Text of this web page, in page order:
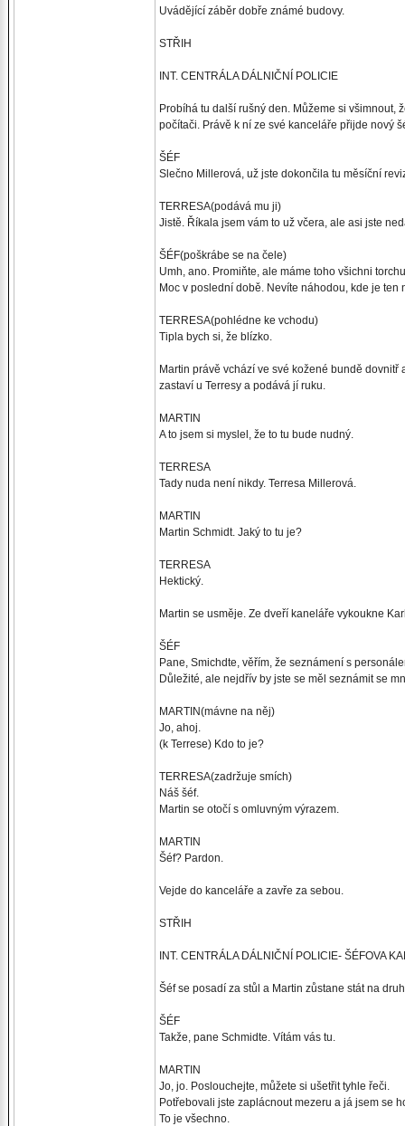
Uvádějící záběr dobře známé budovy.
STŘIH
INT. CENTRÁLA DÁLNIČNÍ POLICIE
Probíhá tu další rušný den. Můžeme si všimnout,
počítači. Právě k ní ze své kanceláře přijde nový
ŠÉF
Slečno Millerová, už jste dokončila tu měsíční
TERRESA(podává mu ji)
Jistě. Říkala jsem vám to už včera, ale asi jste
ŠÉF(poškrábe se na čele)
Umh, ano. Promiňte, ale máme toho všichni torchu
Moc v poslední době. Nevíte náhodou, kde je ten
TERRESA(pohlédne ke vchodu)
Tipla bych si, že blízko.
Martin právě vchází ve své kožené bundě
zastaví u Terresy a podává jí ruku.
MARTIN
A to jsem si myslel, že to tu bude nudný.
TERRESA
Tady nuda není nikdy. Terresa Millerová.
MARTIN
Martin Schmidt. Jaký to tu je?
TERRESA
Hektický.
Martin se usměje. Ze dveří kaneláře vykoukne
ŠÉF
Pane, Smichdte, věřím, že seznámení s
Důležité, ale nejdřív by jste se měl seznámit se
MARTIN(mávne na něj)
Jo, ahoj.
(k Terrese) Kdo to je?
TERRESA(zadržuje smích)
Náš šéf.
Martin se otočí s omluvným výrazem.
MARTIN
Šéf? Pardon.
Vejde do kanceláře a zavře za sebou.
STŘIH
INT. CENTRÁLA DÁLNIČNÍ POLICIE- ŠÉFOVA
Šéf se posadí za stůl a Martin zůstane stát na
ŠÉF
Takže, pane Schmidte. Vítám vás tu.
MARTIN
Jo, jo. Poslouchejte, můžete si ušetřit tyhle řeči.
Potřebovali jste zaplácnout mezeru a já jsem se
To je všechno.